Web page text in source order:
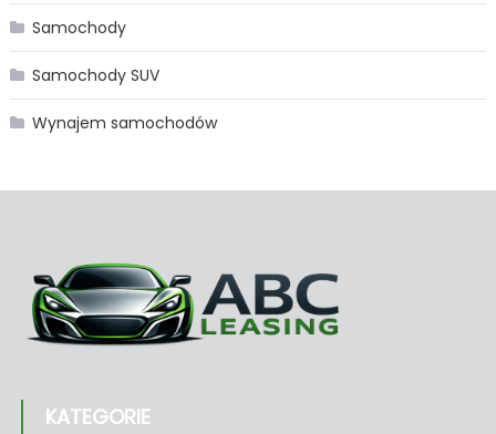
Samochody
Samochody SUV
Wynajem samochodów
KATEGORIE